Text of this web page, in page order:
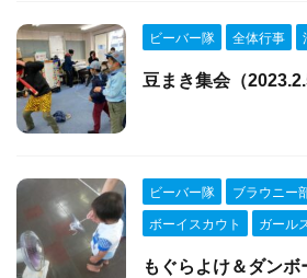
ビーバー隊 全体行事
豆まき集会（
ビーバー隊 ブラウニー
ボーイスカウト
ガール
もぐらよけ＆ダンボ